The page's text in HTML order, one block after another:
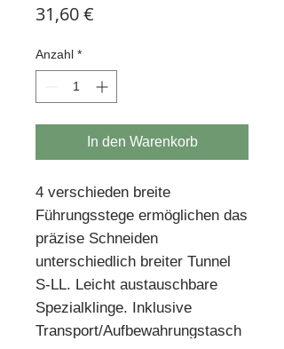
31,60 €
Anzahl *
In den Warenkorb
4 verschieden breite
Führungsstege ermöglichen das
präzise Schneiden
unterschiedlich breiter Tunnel
S-LL. Leicht austauschbare
Spezialklinge. Inklusive
Transport/Aufbewahrungstasch